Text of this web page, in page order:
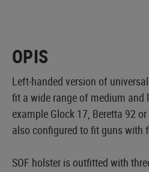
OPIS
Left-handed version of
fit a wide range of medium and
example Glock 17, Beretta 92
also configured to fit guns with
SOF holster is outfitted with